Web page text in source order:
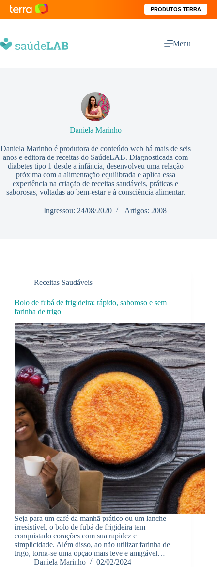
PRODUTOS TERRA
Menu
Daniela Marinho
Daniela Marinho é produtora de conteúdo web há mais de seis
anos e editora de receitas do SaúdeLAB. Diagnosticada com
diabetes tipo 1 desde a infância, desenvolveu uma relação
próxima com a alimentação equilibrada e aplica essa
experiência na criação de receitas saudáveis, práticas e
saborosas, voltadas ao bem-estar e à consciência alimentar.
Ingressou: 24/08/2020 Artigos: 2008
Receitas Saudáveis
Bolo de fubá de frigideira: rápido, saboroso e sem
farinha de trigo
Seja para um café da manhã prático ou um lanche
irresistível, o bolo de fubá de frigideira tem
conquistado corações com sua rapidez e
simplicidade. Além disso, ao não utilizar farinha de
trigo, torna-se uma opção mais leve e amigável…
Daniela Marinho
02/02/2024